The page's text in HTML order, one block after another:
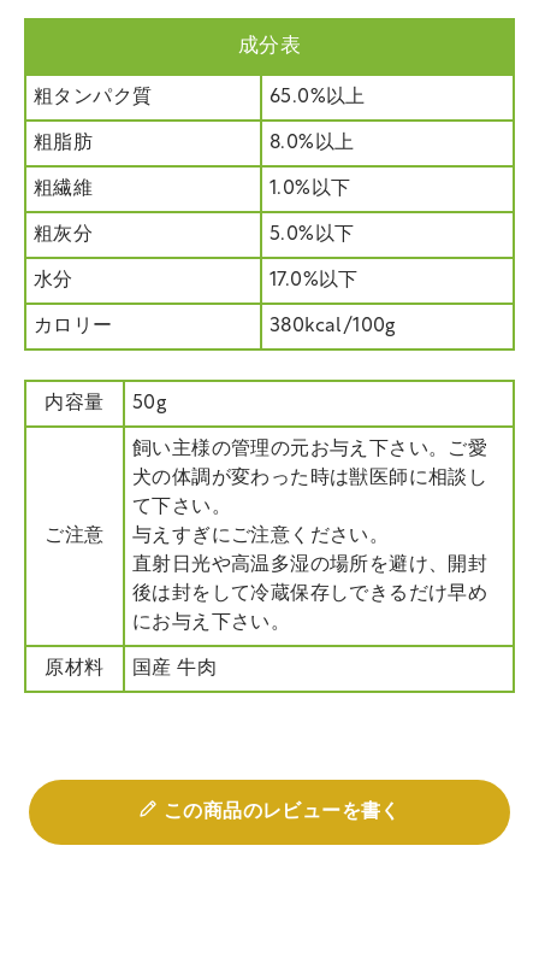
成分表
粗タンパク質 65.0%以上
粗脂肪 8.0%以上
粗繊維 1.0%以下
粗灰分 5.0%以下
水分 17.0%以下
カロリー 380kcal/100g
内容量 50g
ご注意
飼い主様の管理の元お与え下さい。ご愛
犬の体調が変わった時は獣医師に相談し
て下さい。
与えすぎにご注意ください。
直射日光や高温多湿の場所を避け、開封
後は封をして冷蔵保存しできるだけ早め
にお与え下さい。
原材料 国産 牛肉
この商品のレビューを書く